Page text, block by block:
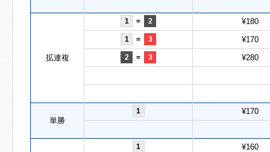
拡連複
1 = 2 ¥180
1 = 3 ¥170
2 = 3 ¥280
単勝
1 ¥170
1 ¥160